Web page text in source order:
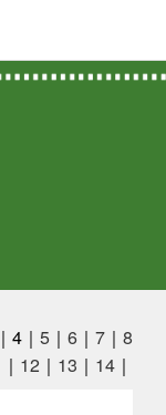
｜4｜ 5 ｜ 6 ｜ 7 ｜ 8
｜ 12 ｜ 13 ｜ 14 ｜